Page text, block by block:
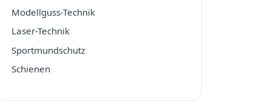
Modellguss-Technik
Laser-Technik
Sportmundschutz
Schienen